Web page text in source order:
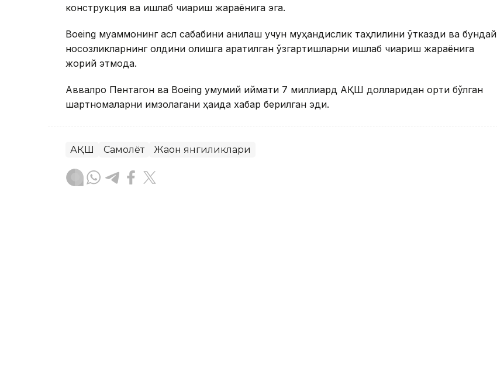
конструкция ва ишлаб чиқариш жараёнига эга.
Boeing муаммонинг асл сабабини аниқлаш учун муҳандислик таҳлилини ўтказди ва бундай
носозликларнинг олдини олишга қаратилган ўзгартишларни ишлаб чиқариш жараёнига
жорий этмоқда.
Аввалроқ Пентагон ва Boeing умумий қиймати 7 миллиард АҚШ долларидан ортиқ бўлган
шартномаларни имзолагани ҳақида хабар берилган эди.
АҚШ Самолёт Жаҳон янгиликлари